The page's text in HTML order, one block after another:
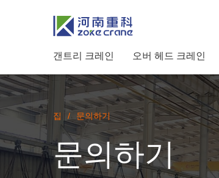
갠트리 크레인 오버 헤드 크레인
집 / 문의하기
문의하기